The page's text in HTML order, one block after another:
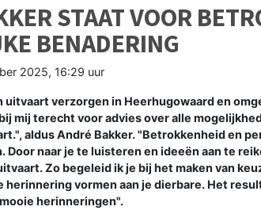
STAAT VOOR
BENADERING
2025, 16:29 uur
uitvaart verzorgen in Heerhugowaard en
mij terecht voor advies over alle
aldus André Bakker. "Betrokkenheid en
Door naar je te luisteren en ideeën aan te
Zo begeleid ik je bij het maken van
herinnering vormen aan je dierbare. Het
herinneringen".